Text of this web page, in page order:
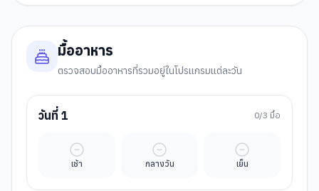
มื้ออาหาร
ตรวจสอบมื้ออาหารที่รวมอยู่ในโปรแกรมแต่ละวัน
วันที่ 1 0/3 มื้อ
เช้า
มื้ออิสระ
กลางวัน
มื้ออิสระ
เย็น
มื้ออิสระ